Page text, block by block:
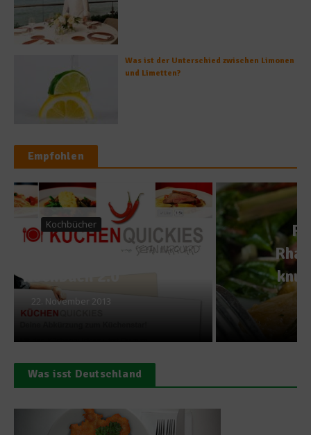
Was ist der Unterschied zwischen Limonen
und Limetten?
Empfohlen
Rezepte
Rezept: Schnelles
Rhabarber-Gemüse zu
knusprig-gebratenem
Was isst Deutschland